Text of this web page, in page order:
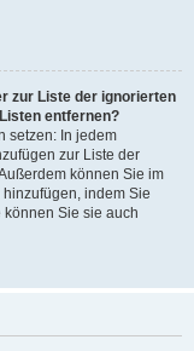
zur Liste der ignorierten
entfernen?
setzen: In jedem
zur Liste der
können Sie im
indem Sie
Sie sie auch